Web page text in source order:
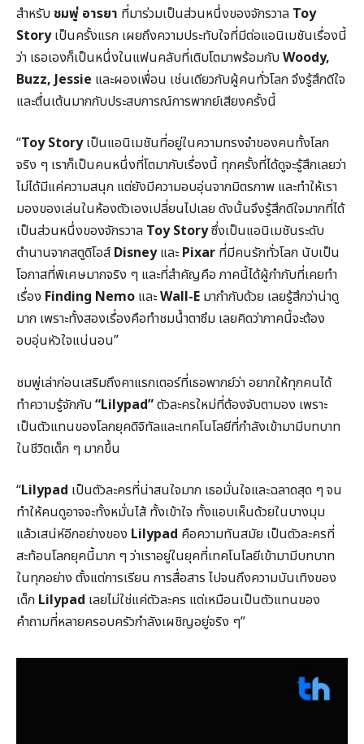
สำหรับชมพู่ อารยา ที่มาร่วมเป็นส่วนหนึ่งของจักรวาล Toy
Storyเป็นครั้งแรก เผยถึงความประทับใจที่มีต่อแอนิเมชันเรื่องนี้
ว่า เธอเองก็เป็นหนึ่งในแฟนคลับที่เติบโตมาพร้อมกับWoody,
Buzz, Jessie และผองเพื่อน เช่นเดียวกับผู้คนทั่วโลก จึงรู้สึกดีใจ
และตื่นเต้นมากกับประสบการณ์การพากย์เสียงครั้งนี้
“Toy Storyเป็นแอนิเมชันที่อยู่ในความทรงจำของคนทั้งโลก
จริง ๆ เราก็เป็นคนหนึ่งที่โตมากับเรื่องนี้ ทุกครั้งที่ได้ดูจะรู้สึกเลยว่า
ไม่ได้มีแค่ความสนุก แต่ยังมีความอบอุ่นจากมิตรภาพ และทำให้เรา
มองของเล่นในห้องตัวเองเปลี่ยนไปเลย ดังนั้นจึงรู้สึกดีใจมากที่ได้
เป็นส่วนหนึ่งของจักรวาล Toy Storyซึ่งเป็นแอนิเมชันระดับ
ตำนานจากสตูดิโอส์ DisneyและPixar ที่มีคนรักทั่วโลก นับเป็น
โอกาสที่พิเศษมากจริง ๆ และที่สำคัญคือ ภาคนี้ได้ผู้กำกับที่เคยทำ
เรื่อง Finding Nemo และWall-E มากำกับด้วย เลยรู้สึกว่าน่าดู
มาก เพราะทั้งสองเรื่องคือทำชมน้ำตาซึม เลยคิดว่าภาคนี้จะต้อง
อบอุ่นหัวใจแน่นอน”
ชมพู่เล่าก่อนเสริมถึงคาแรกเตอร์ที่เธอพากย์ว่า อยากให้ทุกคนได้
ทำความรู้จักกับ“Lilypad”ตัวละครใหม่ที่ต้องจับตามอง เพราะ
เป็นตัวแทนของโลกยุคดิจิทัลและเทคโนโลยีที่กำลังเข้ามามีบทบาท
ในชีวิตเด็ก ๆ มากขึ้น
“Lilypad เป็นตัวละครที่น่าสนใจมาก เธอมั่นใจและฉลาดสุด ๆ จน
ทำให้คนดูอาจจะทั้งหมั่นไส้ ทั้งเข้าใจ ทั้งแอบเห็นด้วยในบางมุม
แล้วเสน่ห์อีกอย่างของ Lilypad คือความทันสมัย เป็นตัวละครที่
สะท้อนโลกยุคนี้มาก ๆ ว่าเราอยู่ในยุคที่เทคโนโลยีเข้ามามีบทบาท
ในทุกอย่าง ตั้งแต่การเรียน การสื่อสาร ไปจนถึงความบันเทิงของ
เด็ก Lilypad เลยไม่ใช่แค่ตัวละคร แต่เหมือนเป็นตัวแทนของ
คำถามที่หลายครอบครัวกำลังเผชิญอยู่จริง ๆ”